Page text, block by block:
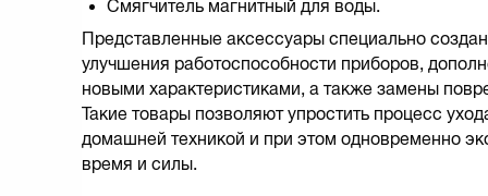
Смягчитель магнитный для воды.
Представленные аксессуары специально
улучшения работоспособности приборов,
новыми характеристиками, а также замены
Такие товары позволяют упростить процесс
домашней техникой и при этом одновременно
время и силы.